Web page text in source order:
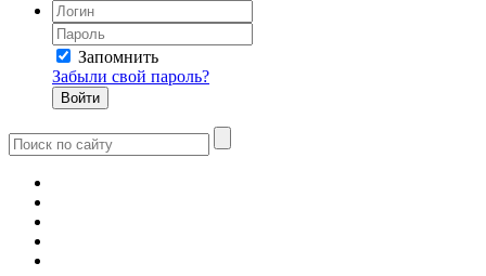
Запомнить
Забыли свой пароль?